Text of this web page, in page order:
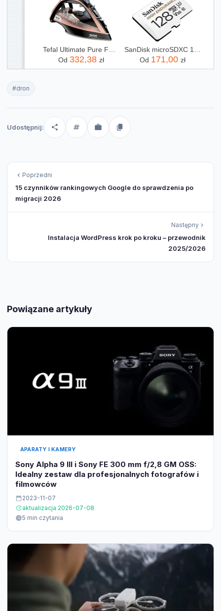
Od 332,38 zł
Od 171,00 zł
#dron
Udostępnij:
Poprzedni
15 czynników rankingowych Google do sprawdzenia po
migracji 2026
Następny
Instalacja WordPress krok po kroku – przewodnik
2025/2026
Powiązane artykuły
APARATY I KAMERY
Sony Alpha 9 III i Sony FE 300 mm f/2,8 GM OSS:
Idealny zestaw dla profesjonalnych fotografów i
filmowców
2023-11-07
aktualizacja 2026-07-08
5 min czytania